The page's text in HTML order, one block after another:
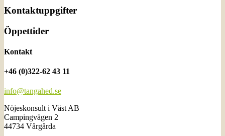
Kontaktuppgifter
Öppettider
Kontakt
+46 (0)322-62 43 11
info@tangahed.se
Nöjeskonsult i Väst AB
Campingvägen 2
44734 Vårgårda